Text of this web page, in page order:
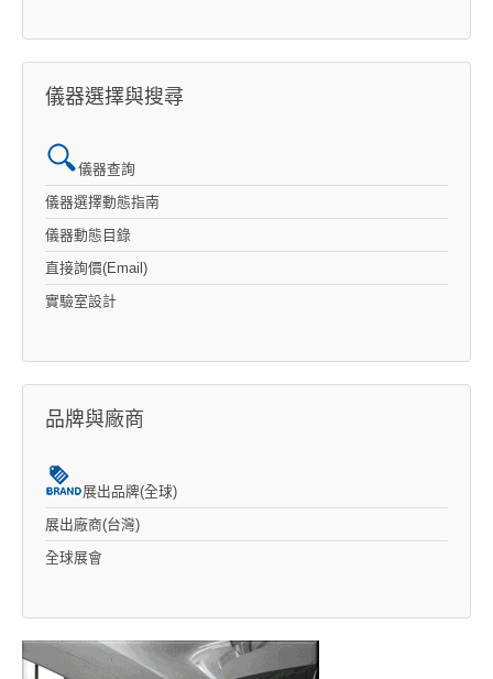
儀器選擇與搜尋
儀器查詢
儀器選擇動態指南
儀器動態目錄
直接詢價(Email)
實驗室設計
品牌與廠商
展出品牌(全球)
展出廠商(台灣)
全球展會